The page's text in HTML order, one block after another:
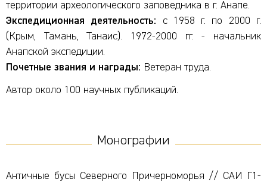
территории археологического заповедника в г. Анапе.
Экспедиционная деятельность: c 1958 г. по 2000 г.
(Крым, Тамань, Танаис). 1972-2000 гг. - начальник
Анапской экспедиции.
Почетные звания и награды: Ветеран труда.
Автор около 100 научных публикаций.
Монографии
Античные бусы Северного Причерноморья // САИ Г1-